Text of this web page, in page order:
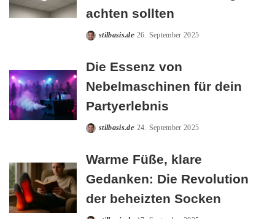
achten sollten
Posted
stilbasis.de 26. September 2025
Die Essenz von
Nebelmaschinen für dein
Partyerlebnis
Posted
stilbasis.de 24. September 2025
Warme Füße, klare
Gedanken: Die Revolution
der beheizten Socken